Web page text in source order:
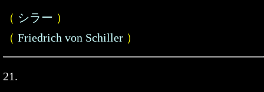
（ シラー ）
（ Friedrich von Schiller ）
21.